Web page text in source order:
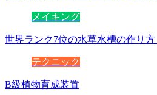
メイキング
世界ランク7位の水草水槽の作り
テクニック
B級植物育成装置